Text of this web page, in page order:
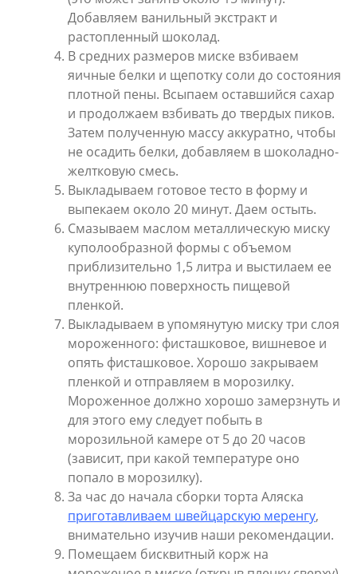
Добавляем ванильный экстракт и
растопленный шоколад.
В средних размеров миске взбиваем
яичные белки и щепотку соли до состояния
плотной пены. Всыпаем оставшийся сахар
и продолжаем взбивать до твердых пиков.
Затем полученную массу аккуратно, чтобы
не осадить белки, добавляем в шоколадно-
желтковую смесь.
Выкладываем готовое тесто в форму и
выпекаем около 20 минут. Даем остыть.
Смазываем маслом металлическую миску
куполообразной формы с объемом
приблизительно 1,5 литра и выстилаем ее
внутреннюю поверхность пищевой
пленкой.
Выкладываем в упомянутую миску три слоя
мороженного: фисташковое, вишневое и
опять фисташковое. Хорошо закрываем
пленкой и отправляем в морозилку.
Мороженное должно хорошо замерзнуть и
для этого ему следует побыть в
морозильной камере от 5 до 20 часов
(зависит, при какой температуре оно
попало в морозилку).
За час до начала сборки торта Аляска
приготавливаем швейцарскую меренгу,
внимательно изучив наши рекомендации.
Помещаем бисквитный корж на